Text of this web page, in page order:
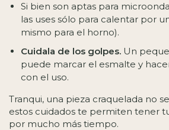
Si bien son aptas para
las uses sólo para calentar por
mismo para el horno).
Cuidala de los golpes. Un
puede marcar el esmalte y
con el uso.
Tranqui, una pieza craquelada no
estos cuidados te permiten tener
por mucho más tiempo.